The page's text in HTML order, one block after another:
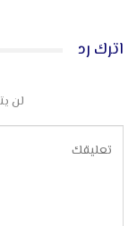
اترك رد
لن